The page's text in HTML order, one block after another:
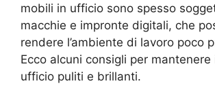
mobili in ufficio sono spesso
macchie e impronte digitali, che
rendere l’ambiente di lavoro poco
Ecco alcuni consigli per mantenere
ufficio puliti e brillanti.